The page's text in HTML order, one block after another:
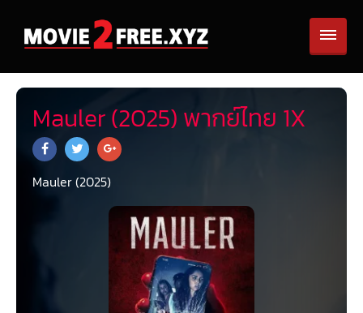
Mauler (2025) พากย์ไทย 1X
Mauler (2025)